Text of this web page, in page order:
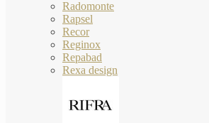
Radomonte
Rapsel
Recor
Reginox
Repabad
Rexa design